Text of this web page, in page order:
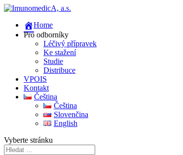
Home
Pro odborníky
Léčivý přípravek
Ke stažení
Studie
Distribuce
VPOIS
Kontakt
Čeština
Čeština
Slovenčina
English
Vyberte stránku